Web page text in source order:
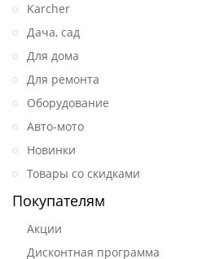
Karcher
Дача, сад
Для дома
Для ремонта
Оборудование
Авто-мото
Новинки
Товары со скидками
Покупателям
Акции
Дисконтная программа